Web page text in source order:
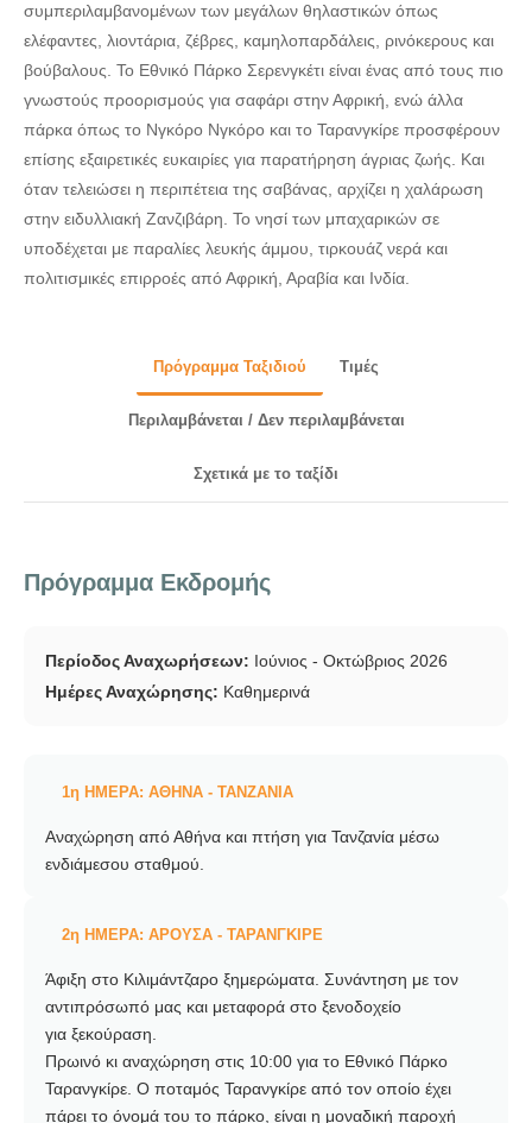
συμπεριλαμβανομένων των μεγάλων θηλαστικών όπως
ελέφαντες, λιοντάρια, ζέβρες, καμηλοπαρδάλεις, ρινόκερους και
βούβαλους. Το Εθνικό Πάρκο Σερενγκέτι είναι ένας από τους πιο
γνωστούς προορισμούς για σαφάρι στην Αφρική, ενώ άλλα
πάρκα όπως το Νγκόρο Νγκόρο και το Ταρανγκίρε προσφέρουν
επίσης εξαιρετικές ευκαιρίες για παρατήρηση άγριας ζωής. Και
όταν τελειώσει η περιπέτεια της σαβάνας, αρχίζει η χαλάρωση
στην ειδυλλιακή Ζανζιβάρη. Το νησί των μπαχαρικών σε
υποδέχεται με παραλίες λευκής άμμου, τιρκουάζ νερά και
πολιτισμικές επιρροές από Αφρική, Αραβία και Ινδία.
Πρόγραμμα Ταξιδιού Τιμές
Περιλαμβάνεται / Δεν περιλαμβάνεται
Σχετικά με το ταξίδι
Πρόγραμμα Εκδρομής
Περίοδος Αναχωρήσεων: Ιούνιος - Οκτώβριος 2026
Ημέρες Αναχώρησης: Καθημερινά
1η ΗΜΕΡΑ: ΑΘΗΝΑ - ΤΑΝΖΑΝΙΑ
Αναχώρηση από Αθήνα και πτήση για Τανζανία μέσω
ενδιάμεσου σταθμού.
2η ΗΜΕΡΑ: ΑΡΟΥΣΑ - ΤΑΡΑΝΓΚΙΡΕ
Άφιξη στο Κιλιμάντζαρο ξημερώματα. Συνάντηση με τον
αντιπρόσωπό μας και μεταφορά στο ξενοδοχείο
για ξεκούραση.
Πρωινό κι αναχώρηση στις 10:00 για το Εθνικό Πάρκο
Ταρανγκίρε. Ο ποταμός Ταρανγκίρε από τον οποίο έχει
πάρει το όνομά του το πάρκο, είναι η μοναδική παροχή